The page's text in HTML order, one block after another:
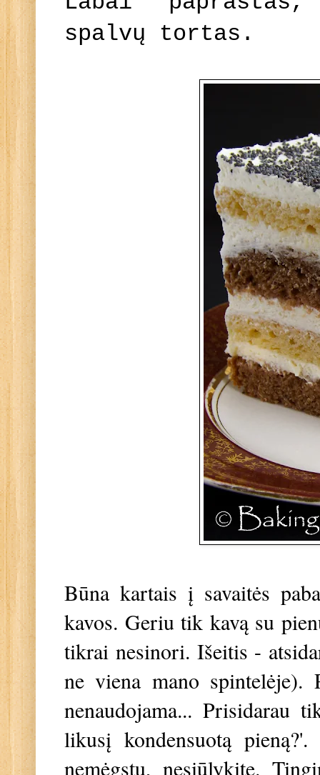
spalvų tortas.
Būna kartais į savaitės
kavos. Geriu tik kavą su
tikrai nesinori. Išeitis -
ne viena mano spintelėje).
nenaudojama... Prisidarau
likusį kondensuotą
nemėgstu, nesiūlykite.